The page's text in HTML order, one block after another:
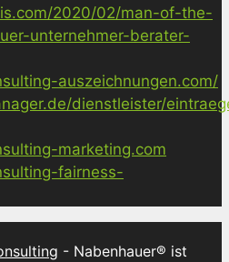
2020/02/man-of-the-
unternehmer-berater-
auszeichnungen.com/
dienstleister/
marketing.com
fairness-
- Nabenhauer® ist